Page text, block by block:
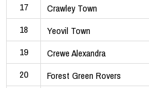
17
Crawley Town
18
Yeovil Town
19
Crewe Alexandra
20
Forest Green Rovers